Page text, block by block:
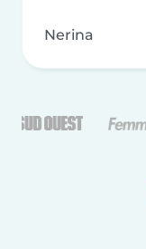
Nerina